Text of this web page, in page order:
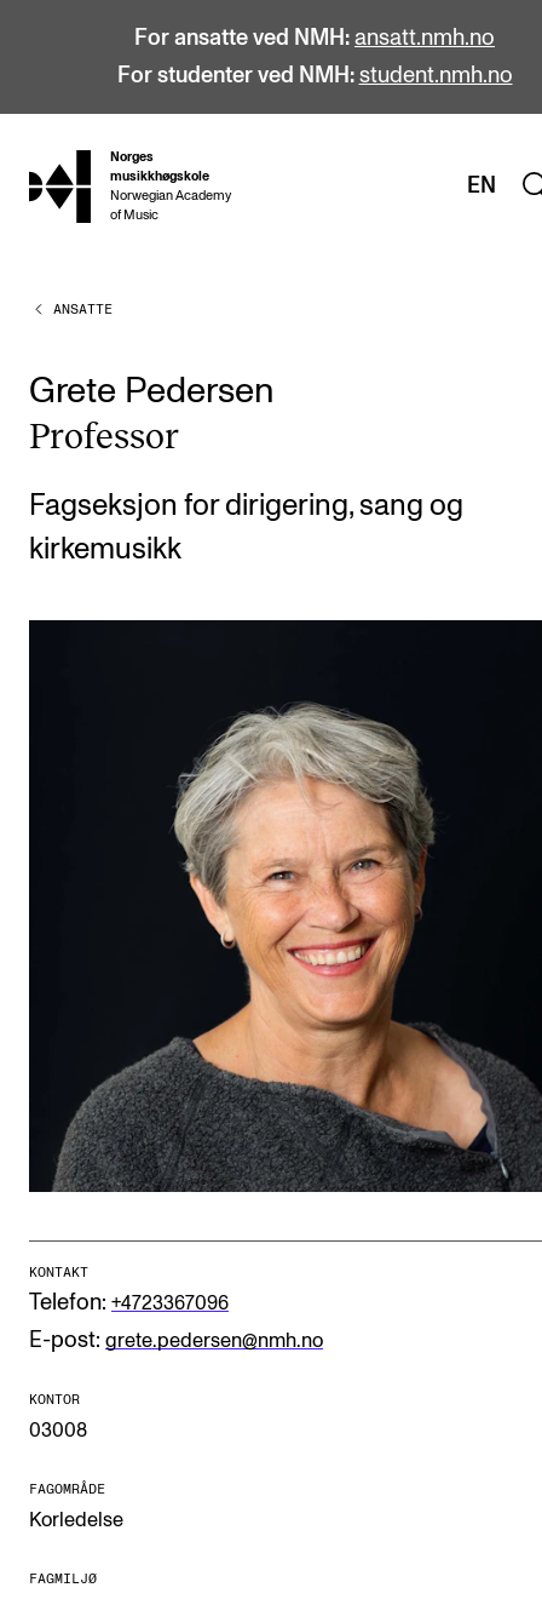
For ansatte ved NMH: ansatt.nmh.no
For studenter ved NMH: student.nmh.no
hjem
Norges
musikkhøgskole
Norwegian Academy
of Music
EN
STUDIER
Bachelor
Master
Doktorgrad
Årsstudium og videreutdanning
Talentutvikling
Studentutvalet SUT (student.nmh.no)
CREMAH
NordART
Prosjekter
INTERNASJONALT
Internasjonal strategi
Nettverk
ANSATTE
Grete Pedersen
Pro­fes­sor
Fagseksjon for dirigering, sang og
kirkemusikk
KONTAKT
Telefon: +4723367096
E-post: grete.pedersen@nmh.no
KONTOR
03008
FAGOMRÅDE
Korledelse
FAGMILJØ